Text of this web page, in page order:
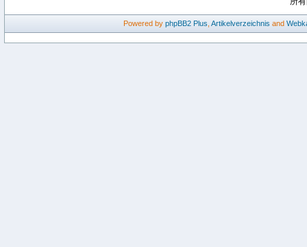
Powered by phpBB2 Plus Artikelverzeichnis and